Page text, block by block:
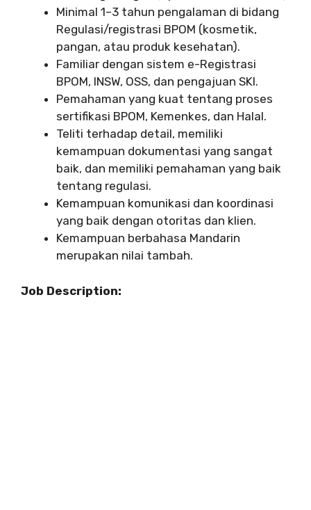
Minimal 1–3 tahun pengalaman di bidang
Regulasi/registrasi BPOM (kosmetik,
pangan, atau produk kesehatan).
Familiar dengan sistem e-Registrasi
BPOM, INSW, OSS, dan pengajuan SKI.
Pemahaman yang kuat tentang proses
sertifikasi BPOM, Kemenkes, dan Halal.
Teliti terhadap detail, memiliki
kemampuan dokumentasi yang sangat
baik, dan memiliki pemahaman yang baik
tentang regulasi.
Kemampuan komunikasi dan koordinasi
yang baik dengan otoritas dan klien.
Kemampuan berbahasa Mandarin
merupakan nilai tambah.
Job Description: